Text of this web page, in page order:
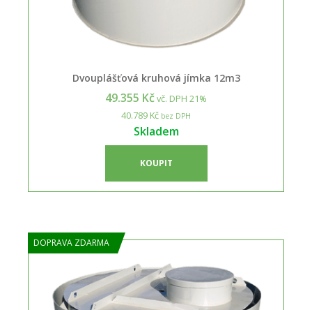
Dvouplášťová kruhová jímka 12m3
49.355 Kčvč. DPH 21%
40.789 Kč bez DPH
Skladem
KOUPIT
DOPRAVA ZDARMA